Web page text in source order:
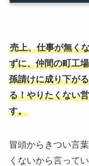
売上、仕事が無く
ずに、仲間の町工
孫請けに成り下が
る！やりたくない
す。
冒頭からきつい言
くないから言って